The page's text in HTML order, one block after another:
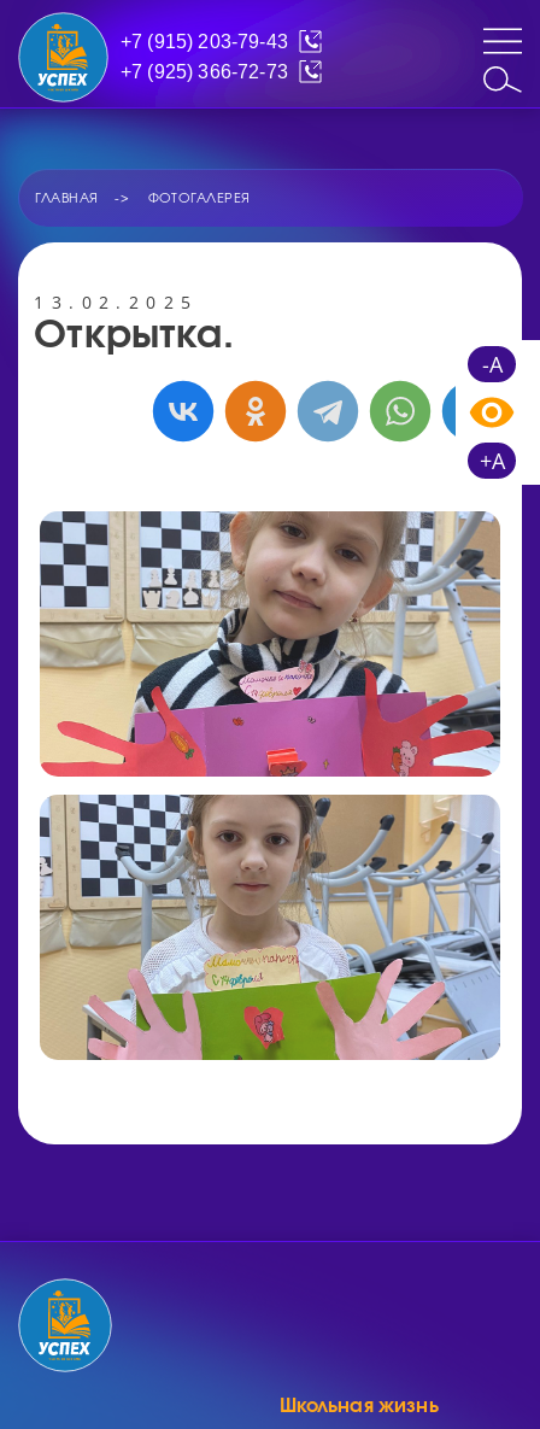
+7 (915) 203-79-43
+7 (925) 366-72-73
ГЛАВНАЯ ФОТОГАЛЕРЕЯ
13.02.2025
Открытка.
Школьная жизнь
-A
+A